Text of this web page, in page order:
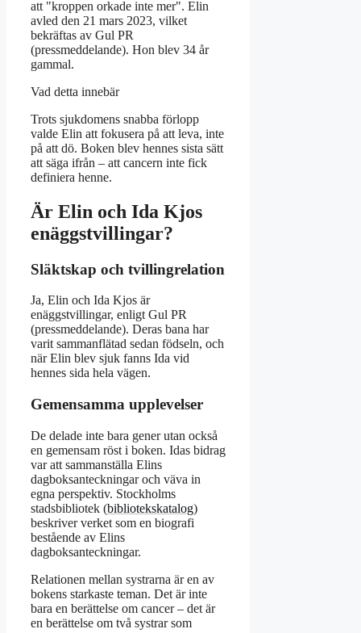
att
kroppen orkade inte mer . Elin
avled den 21 mars 2023, vilket
bekräftas av Gul PR
(pressmeddelande). Hon blev 34 år
gammal.
Vad detta innebär
Trots sjukdomens snabba förlopp
valde Elin att fokusera på att leva, inte
på att dö. Boken blev hennes sista sätt
att säga ifrån – att cancern inte fick
definiera henne.
Är Elin och Ida Kjos
enäggstvillingar?
Släktskap och tvillingrelation
Ja, Elin och Ida Kjos är
enäggstvillingar, enligt Gul PR
(pressmeddelande). Deras bana har
varit sammanflätad sedan födseln, och
när Elin blev sjuk fanns Ida vid
hennes sida hela vägen.
Gemensamma upplevelser
De delade inte bara gener utan också
en gemensam röst i boken. Idas bidrag
var att sammanställa Elins
dagboksanteckningar och väva in
egna perspektiv. Stockholms
stadsbibliotek (bibliotekskatalog)
beskriver verket som en biografi
bestående av Elins
dagboksanteckningar.
Relationen mellan systrarna är en av
bokens starkaste teman. Det är inte
bara en berättelse om cancer – det är
en berättelse om två systrar som